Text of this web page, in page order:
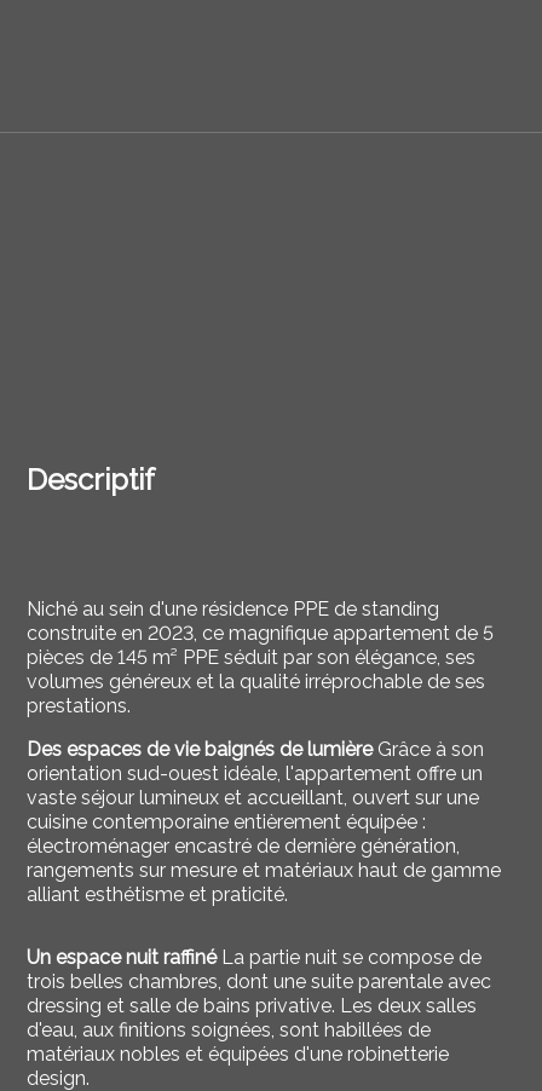
Descriptif
Niché au sein d'une résidence PPE de standing
construite en 2023, ce magnifique appartement de 5
pièces de 145 m² PPE séduit par son élégance, ses
volumes généreux et la qualité irréprochable de ses
prestations.
Des espaces de vie baignés de lumièreGrâce à son
orientation sud-ouest idéale, l'appartement offre un
vaste séjour lumineux et accueillant, ouvert sur une
cuisine contemporaine entièrement équipée :
électroménager encastré de dernière génération,
rangements sur mesure et matériaux haut de gamme
alliant esthétisme et praticité.
Un espace nuit raffinéLa partie nuit se compose de
trois belles chambres, dont une suite parentale avec
dressing et salle de bains privative. Les deux salles
d'eau, aux finitions soignées, sont habillées de
matériaux nobles et équipées d'une robinetterie
design.